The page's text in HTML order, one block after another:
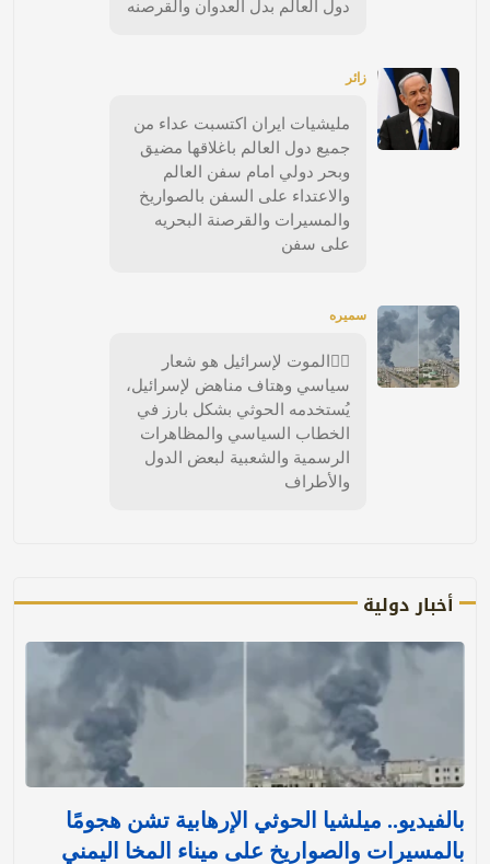
دول العالم بدل العدوان والقرصنه
زائر
مليشيات ايران اكتسبت عداء من
جميع دول العالم باغلاقها مضيق
وبحر دولي امام سفن العالم
والاعتداء على السفن بالصواريخ
والمسيرات والقرصنة البحريه
على سفن
سميره
🏴‍☠️الموت لإسرائيل هو شعار
سياسي وهتاف مناهض لإسرائيل،
يُستخدمه الحوثي بشكل بارز في
الخطاب السياسي والمظاهرات
الرسمية والشعبية لبعض الدول
والأطراف
أخبار دولية
بالفيديو.. ميلشيا الحوثي الإرهابية تشن هجومًا
بالمسيرات والصواريخ على ميناء المخا اليمني